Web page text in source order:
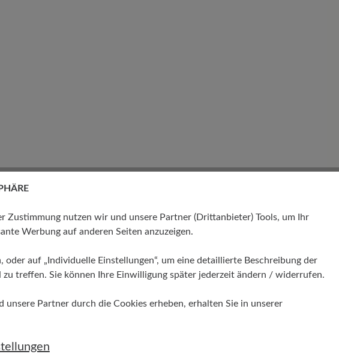
Bewertungen lesen
Zustimmung nutzen wir und unsere Partner (Drittanbieter) Tools, um Ihr
Werbung auf anderen Seiten anzuzeigen.
auf „Individuelle Einstellungen“, um eine detaillierte Beschreibung der
treffen. Sie können Ihre Einwilligung später jederzeit ändern / widerrufen.
Partner durch die Cookies erheben, erhalten Sie in unserer